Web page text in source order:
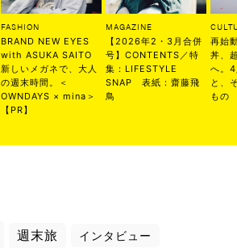
FASHION
BRAND NEW EYES
with ASUKA SAITO
新しいメガネで、大人
の週末時間。＜
OWNDAYS × mina＞
【PR】
MAGAZINE
【2026年2・3月合併
号】CONTENTS／特
集：LIFESTYLE
SNAP 表紙：齋藤飛
鳥
再始
丼、
へ。
と、
もの
週末旅 インタビュー